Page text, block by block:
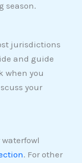
season.
jurisdictions
and guide
when you
your
. For other